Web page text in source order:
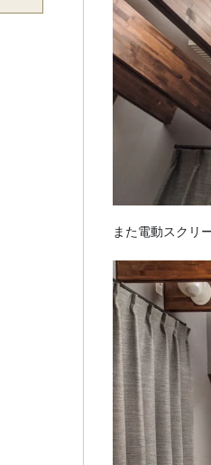
また電動スクリ